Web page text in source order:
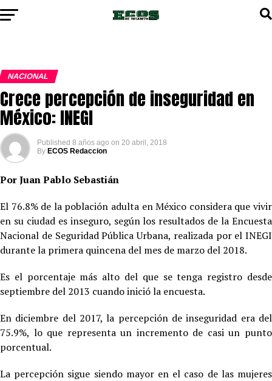
NACIONAL
Crece percepción de inseguridad en
México: INEGI
Published 8 años ago on 20 abril, 2018
By ECOS Redaccion
Por Juan Pablo Sebastián
El 76.8% de la población adulta en México considera que vivir
en su ciudad es inseguro, según los resultados de la Encuesta
Nacional de Seguridad Pública Urbana, realizada por el INEGI
durante la primera quincena del mes de marzo del 2018.
Es el porcentaje más alto del que se tenga registro desde
septiembre del 2013 cuando inició la encuesta.
En diciembre del 2017, la percepción de inseguridad era del
75.9%, lo que representa un incremento de casi un punto
porcentual.
La percepción sigue siendo mayor en el caso de las mujeres